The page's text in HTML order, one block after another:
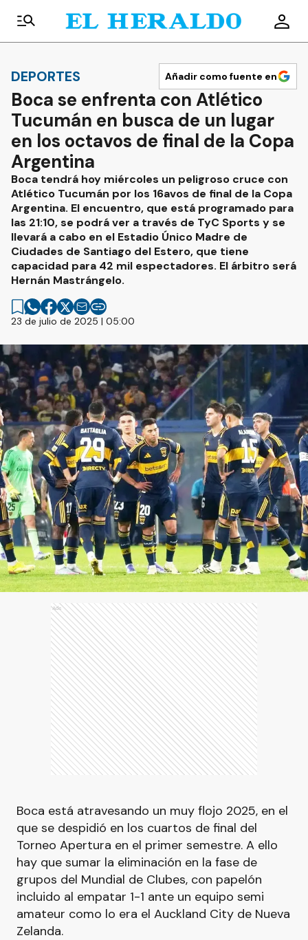
DEPORTES Añadir como fuente en
Boca se enfrenta con Atlético
Tucumán en busca de un lugar
en los octavos de final de la Copa
Argentina
Boca tendrá hoy miércoles un peligroso cruce con
Atlético Tucumán por los 16avos de final de la Copa
Argentina. El encuentro, que está programado para
las 21:10, se podrá ver a través de TyC Sports y se
llevará a cabo en el Estadio Único Madre de
Ciudades de Santiago del Estero, que tiene
capacidad para 42 mil espectadores. El árbitro será
Hernán Mastrángelo.
23 de julio de 2025 | 05:00
Ads
Boca está atravesando un muy flojo 2025, en el
que se despidió en los cuartos de final del
Torneo Apertura en el primer semestre. A ello
hay que sumar la eliminación en la fase de
grupos del Mundial de Clubes, con papelón
incluido al empatar 1-1 ante un equipo semi
amateur como lo era el Auckland City de Nueva
Zelanda.